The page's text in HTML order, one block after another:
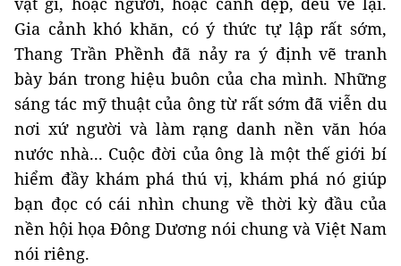
Gia cảnh khó khăn, có ý thức tự lập rất sớm,
Thang Trần Phềnh đã nảy ra ý định vẽ tranh
bày bán trong hiệu buôn của cha mình. Những
sáng tác mỹ thuật của ông từ rất sớm đã viễn du
nơi xứ người và làm rạng danh nền văn hóa
nước nhà... Cuộc đời của ông là một thế giới bí
hiểm đầy khám phá thú vị, khám phá nó giúp
bạn đọc có cái nhìn chung về thời kỳ đầu của
nền hội họa Đông Dương nói chung và Việt Nam
nói riêng.